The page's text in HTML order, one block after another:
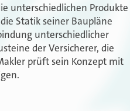
unterschiedlichen Produkte
Statik seiner Baupläne
unterschiedlicher
der Versicherer, die
prüft sein Konzept mit